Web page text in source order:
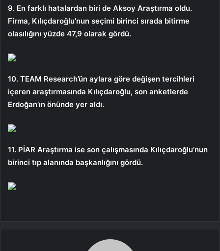
9. En farklı hatalardan biri de Aksoy Araştırma oldu.
Firma, Kılıçdaroğlu’nun seçimi birinci sırada bitirme
olasılığını yüzde 47,9 olarak gördü.
10. TEAM Research’ün aylara göre değişen tercihleri ​​
içeren araştırmasında Kılıçdaroğlu, son anketlerde
Erdoğan’ın önünde yer aldı.
11. PİAR Araştırma ise son çalışmasında Kılıçdaroğlu’nun
birinci tıp alanında başkanlığını gördü.